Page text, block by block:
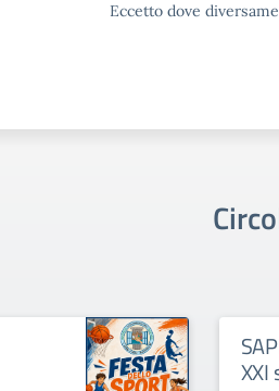
Eccetto dove
XXI